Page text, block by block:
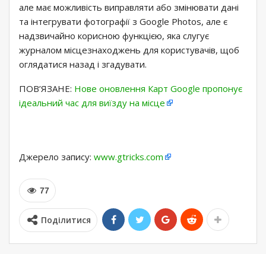
але має можливість виправляти або змінювати дані
та інтегрувати фотографії з Google Photos, але є
надзвичайно корисною функцією, яка слугує
журналом місцезнаходжень для користувачів, щоб
оглядатися назад і згадувати.
ПОВ’ЯЗАНЕ: Нове оновлення Карт Google пропонує
ідеальний час для виїзду на місце
Джерело запису: www.gtricks.com
77
Поділитися